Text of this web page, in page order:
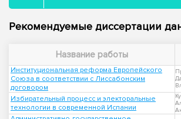
Рекомендуемые диссертации
Название работы
Институциональная реформа Европейского
Союза в соответствии с Лиссабонским
договором
Избирательный процесс и электоральные
технологии в современной Испании